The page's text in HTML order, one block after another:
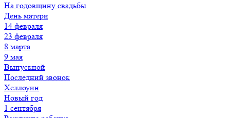
На годовщину свадьбы
День матери
14 февраля
23 февраля
8 марта
9 мая
Выпускной
Последний звонок
Хеллоуин
Новый год
1 сентября